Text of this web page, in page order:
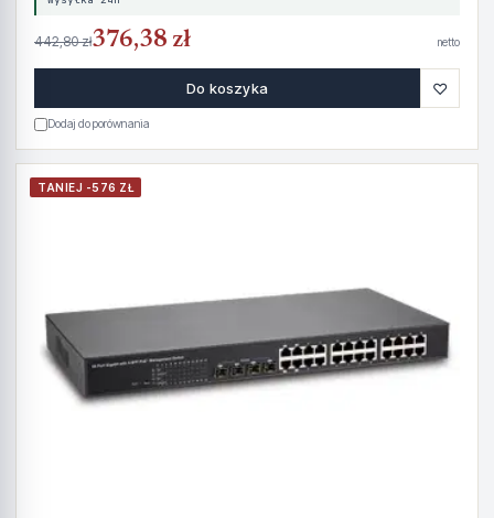
442,80 zł376,38 zł netto
Do koszyka ♡
Dodaj do porównania
TANIEJ -576 ZŁ